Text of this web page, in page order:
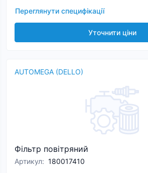
Переглянути специфікації
Уточнити ціни
AUTOMEGA (DELLO)
Фільтр повітряний
Артикул: 180017410